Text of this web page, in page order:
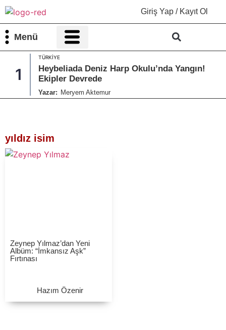
Giriş Yap / Kayıt Ol
Menü
1
TÜRKIYE
Heybeliada Deniz Harp Okulu’nda Yangın!
Ekipler Devrede
Yazar: Meryem Aktemur
yıldız isim
Zeynep Yılmaz’dan Yeni
Albüm: “İmkansız Aşk”
Fırtınası
Hazım Özenir